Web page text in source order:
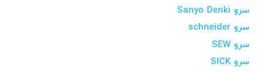
سرو Sanyo Denki
سرو schneider
سرو SEW
سرو SICK